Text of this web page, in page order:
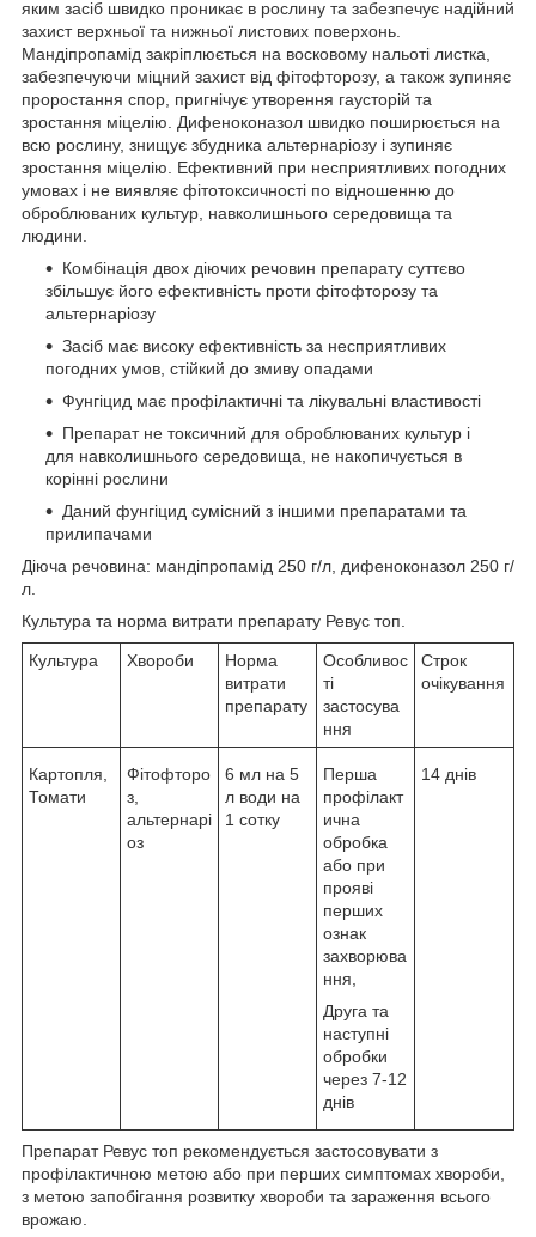
яким засіб швидко проникає в рослину та забезпечує надійний
захист верхньої та нижньої листових поверхонь.
Мандіпропамід закріплюється на восковому нальоті листка,
забезпечуючи міцний захист від фітофторозу, а також зупиняє
проростання спор, пригнічує утворення гаусторій та
зростання міцелію. Дифеноконазол швидко поширюється на
всю рослину, знищує збудника альтернаріозу і зупиняє
зростання міцелію. Ефективний при несприятливих погодних
умовах і не виявляє фітотоксичності по відношенню до
оброблюваних культур, навколишнього середовища та
людини.
Комбінація двох діючих речовин препарату суттєво
збільшує його ефективність проти фітофторозу та
альтернаріозу
Засіб має високу ефективність за несприятливих
погодних умов, стійкий до змиву опадами
Фунгіцид має профілактичні та лікувальні властивості
Препарат не токсичний для оброблюваних культур і
для навколишнього середовища, не накопичується в
корінні рослини
Даний фунгіцид сумісний з іншими препаратами та
прилипачами
Діюча речовина: мандіпропамід 250 г/л, дифеноконазол 250 г/
л.
Культура та норма витрати препарату Ревус топ.
Культура Хвороби
Норма
витрати
препарату
Особливос
ті
застосува
ння
Строк
очікування
Картопля,
Томати
Фітофторо
з,
альтернарі
оз
6 мл на 5
л води на
1 сотку
Перша
профілакт
ична
обробка
або при
прояві
перших
ознак
захворюва
ння,
Друга та
наступні
обробки
через 7-12
днів
14 днів
Препарат Ревус топ рекомендується застосовувати з
профілактичною метою або при перших симптомах хвороби,
з метою запобігання розвитку хвороби та зараження всього
врожаю.